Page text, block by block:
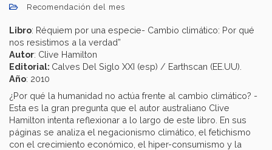
Recomendación del mes
Libro: Réquiem por una especie- Cambio climático: Por qué
nos resistimos a la verdad”
Autor: Clive Hamilton
Editorial: Calves Del Siglo XXI (esp) / Earthscan (EE.UU).
Año: 2010
¿Por qué la humanidad no actúa frente al cambio climático? -
Esta es la gran pregunta que el autor australiano Clive
Hamilton intenta reflexionar a lo largo de este libro. En sus
páginas se analiza el negacionismo climático, el fetichismo
con el crecimiento económico, el hiper-consumismo y la